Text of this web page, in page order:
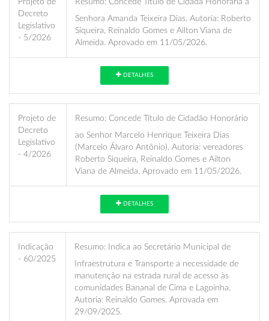
Decreto
Legislativo
- 5/2026
Senhora Amanda Teixeira Dias. Autoria: Roberto
Siqueira, Reinaldo Gomes e Ailton Viana de
Almeida. Aprovado em 11/05/2026.
DETALHES
Projeto de
Decreto
Legislativo
- 4/2026
Resumo: Concede Título de Cidadão Honorário
ao Senhor Marcelo Henrique Teixeira Dias
(Marcelo Álvaro Antônio). Autoria: vereadores
Roberto Siqueira, Reinaldo Gomes e Ailton
Viana de Almeida. Aprovado em 11/05/2026.
DETALHES
Indicação
- 60/2025
Resumo: Indica ao Secretário Municipal de
Infraestrutura e Transporte a necessidade de
manutenção na estrada rural de acesso às
comunidades Bananal de Cima e Lagoinha.
Autoria: Reinaldo Gomes. Aprovada em
29/09/2025.